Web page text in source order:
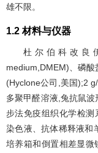
雄不限。
1.2 材料与仪器
杜尔伯科改良
medium,DMEM)、磷
(Hyclone公司,美国);2
多聚甲醛溶液,兔抗鼠
步法免疫组织化学检测
染色液、抗体稀释液和
培养箱和倒置相差显微